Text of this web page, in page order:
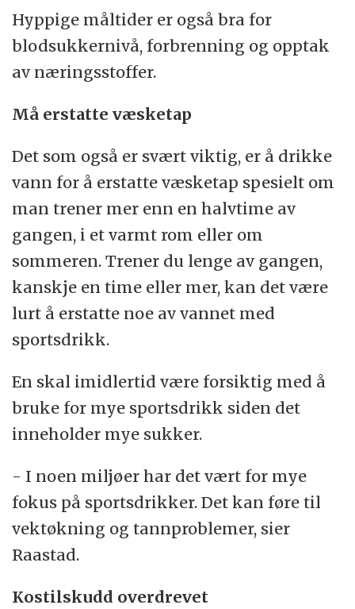
Hyppige måltider er også bra for
blodsukkernivå, forbrenning og opptak
av næringsstoffer.
Må erstatte væsketap
Det som også er svært viktig, er å drikke
vann for å erstatte væsketap spesielt om
man trener mer enn en halvtime av
gangen, i et varmt rom eller om
sommeren. Trener du lenge av gangen,
kanskje en time eller mer, kan det være
lurt å erstatte noe av vannet med
sportsdrikk.
En skal imidlertid være forsiktig med å
bruke for mye sportsdrikk siden det
inneholder mye sukker.
- I noen miljøer har det vært for mye
fokus på sportsdrikker. Det kan føre til
vektøkning og tannproblemer, sier
Raastad.
Kostilskudd overdrevet